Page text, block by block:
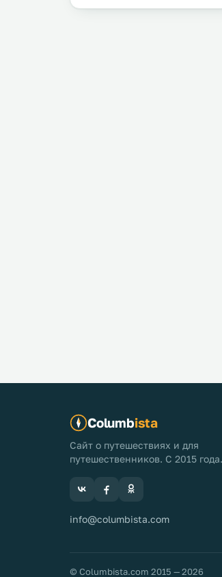
Columbista
Сайт о путешествиях и для
путешественников. С 2015 года.
info@columbista.com
© Columbista.com 2015 — 2026